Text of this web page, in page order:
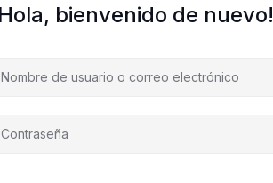
bienvenido de nuevo!